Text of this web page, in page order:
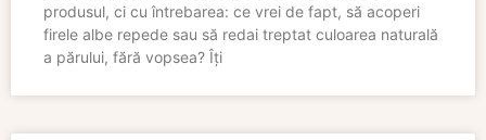
produsul, ci cu întrebarea: ce vrei de fapt, să acoperi
firele albe repede sau să redai treptat culoarea naturală
a părului, fără vopsea? Îți